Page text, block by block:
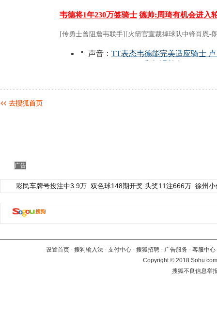
广告
彩民车牌号投注中3.9万 双色球148期开奖:头奖11注666万 徐州
设置首页 - 搜狗输入法 - 支付中心 - 搜狐招聘 - 广告服务 - 客服中心
Copyright©2018
搜狐不良信息举